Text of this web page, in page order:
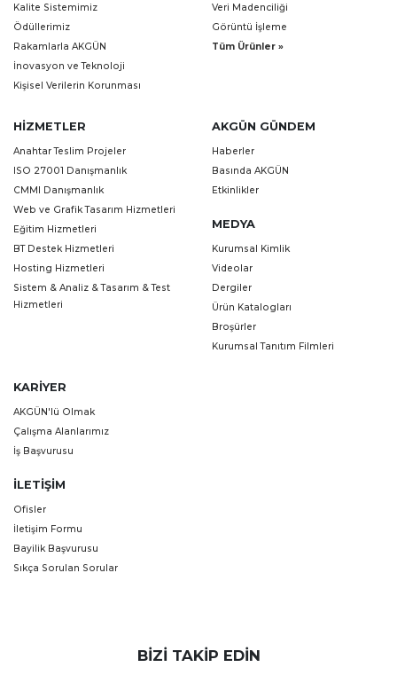
Kalite Sistemimiz
Ödüllerimiz
Rakamlarla AKGÜN
İnovasyon ve Teknoloji
Kişisel Verilerin Korunması
Veri Madenciliği
Görüntü İşleme
Tüm Ürünler »
HIZMETLER
Anahtar Teslim Projeler
ISO 27001 Danışmanlık
CMMI Danışmanlık
Web ve Grafik Tasarım Hizmetleri
Eğitim Hizmetleri
BT Destek Hizmetleri
Hosting Hizmetleri
Sistem & Analiz & Tasarım & Test
Hizmetleri
AKGÜN GÜNDEM
Haberler
Basında AKGÜN
Etkinlikler
MEDYA
Kurumsal Kimlik
Videolar
Dergiler
Ürün Katalogları
Broşürler
Kurumsal Tanıtım Filmleri
KARIYER
AKGÜN'lü Olmak
Çalışma Alanlarımız
İş Başvurusu
İLETIŞIM
Ofisler
İletişim Formu
Bayilik Başvurusu
Sıkça Sorulan Sorular
BIZI TAKIP EDIN